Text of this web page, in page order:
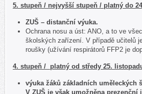
5. stupeň / nejvyšší stupeň / platný do
ZUŠ – distanční výuka.
Ochrana nosu a úst: ANO, a to ve
školských zařízení. V případě učitelů
roušky (užívání respirátorů FFP2 je
4. stupeň / platný od středy 25.
výuka žáků základních uměleckých
V ZUŠ je však umožněna